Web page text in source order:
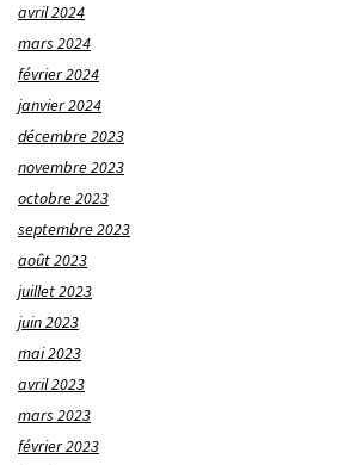
avril 2024
mars 2024
février 2024
janvier 2024
décembre 2023
novembre 2023
octobre 2023
septembre 2023
août 2023
juillet 2023
juin 2023
mai 2023
avril 2023
mars 2023
février 2023